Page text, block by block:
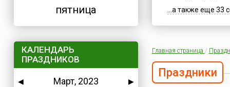
пятница
КАЛЕНДАРЬ
ПРАЗДНИКОВ
◀ Март, 2023
▶
...а также еще 33
Главная страница /
Праздники